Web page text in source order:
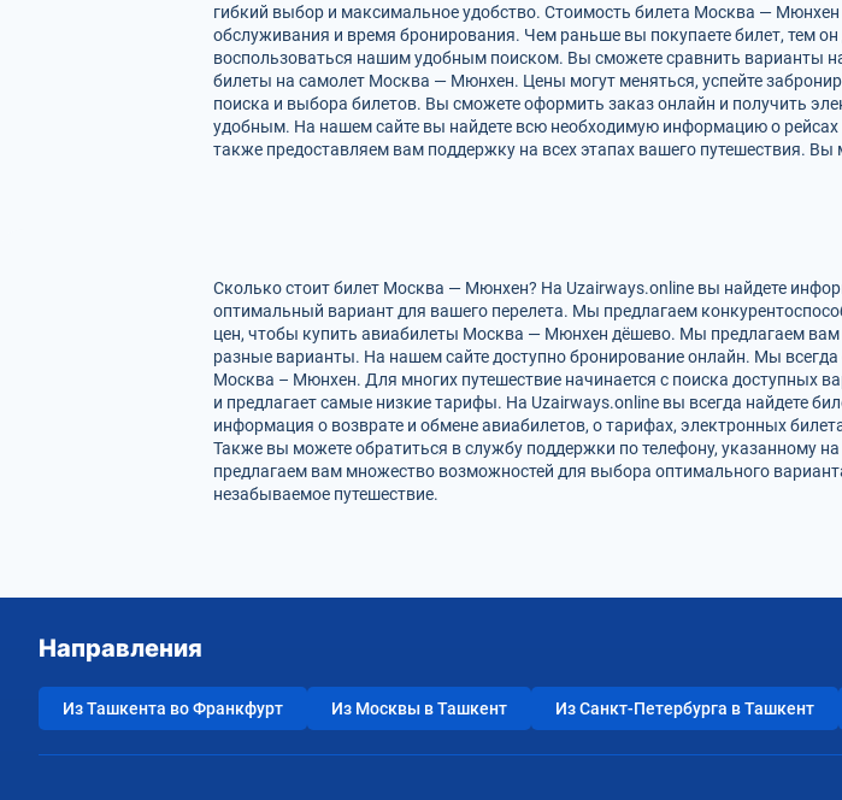
гибкий выбор и максимальное удобство. Стоимость билета Москва —
обслуживания и время бронирования. Чем раньше вы покупаете билет, тем
воспользоваться нашим удобным поиском. Вы сможете сравнить варианты
билеты на самолет Москва — Мюнхен. Цены могут меняться, успейте
поиска и выбора билетов. Вы сможете оформить заказ онлайн и получить
удобным. На нашем сайте вы найдете всю необходимую информацию о
также предоставляем вам поддержку на всех этапах вашего путешествия. Вы
Сколько стоит билет Москва — Мюнхен? На Uzairways.online вы найдете
оптимальный вариант для вашего перелета. Мы предлагаем
цен, чтобы купить авиабилеты Москва — Мюнхен дёшево. Мы предлагаем вам
разные варианты. На нашем сайте доступно бронирование онлайн. Мы
Москва – Мюнхен. Для многих путешествие начинается с поиска доступных
и предлагает самые низкие тарифы. На Uzairways.online вы всегда найдете
информация о возврате и обмене авиабилетов, о тарифах, электронных
Также вы можете обратиться в службу поддержки по телефону, указанному
предлагаем вам множество возможностей для выбора оптимального
незабываемое путешествие.
Направления
Из Ташкента во Франкфурт Из Москвы в Ташкент Из Санкт-Петербурга в Ташкент